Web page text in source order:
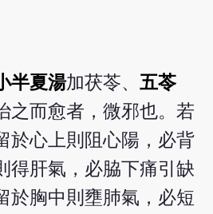
半夏湯加茯苓、五苓
之而愈者，微邪也。若
於心上則阻心陽，必背
得肝氣，必脇下痛引缺
於胸中則壅肺氣，必短